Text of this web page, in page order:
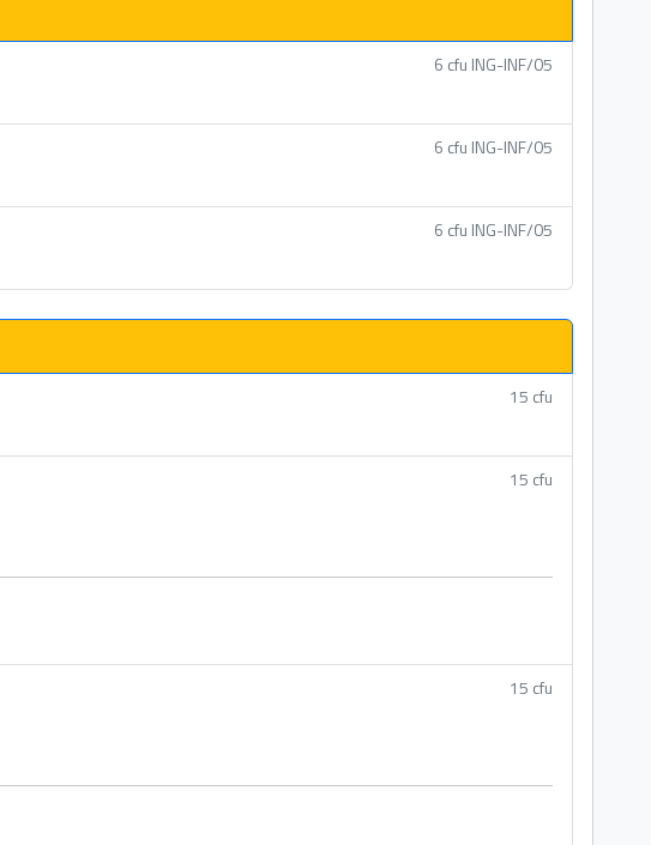
6 cfu ING-INF/05
6 cfu ING-INF/05
6 cfu ING-INF/05
15 cfu
15 cfu
15 cfu